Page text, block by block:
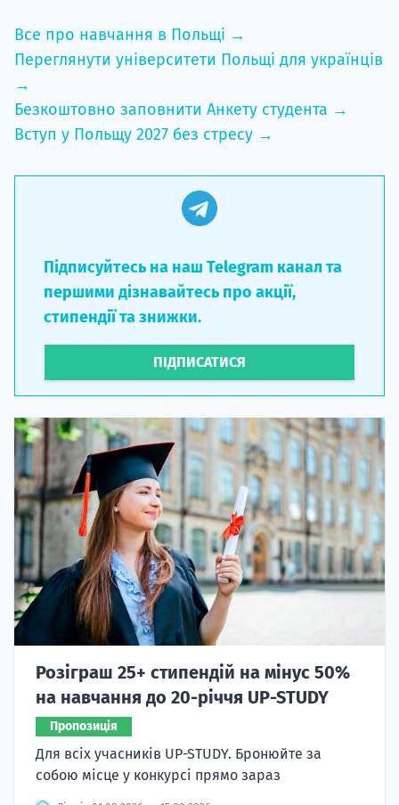
Все про навчання в Польщі →
Переглянути університети Польщі для українців
→
Безкоштовно заповнити Анкету студента →
Вступ у Польщу 2027 без стресу →
Підписуйтесь на наш Telegram канал та
першими дізнавайтесь про акції,
стипендії та знижки.
ПІДПИСАТИСЯ
Розіграш 25+ стипендій на мінус 50%
на навчання до 20-річчя UP-STUDY
Пропозиція
Для всіх учасників UP-STUDY. Бронюйте за
собою місце у конкурсі прямо зараз